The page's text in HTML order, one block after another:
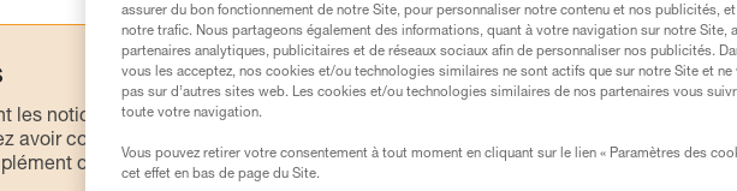
les notices techniques des produits utilisés dans ce conseil avant de le
avoir compris les informations de la notice technique pour pouvoir
d’informations.
assurer du bon fonctionnement de notre Site, pour personnaliser notre contenu et nos publicités,
notre trafic. Nous partageons également des informations, quant à votre navigation sur notre Site,
partenaires analytiques, publicitaires et de réseaux sociaux afin de personnaliser nos publicités.
vous les acceptez, nos cookies et/ou technologies similaires ne sont actifs que sur notre Site et ne
pas sur d’autres sites web. Les cookies et/ou technologies similaires de nos partenaires vous
toute votre navigation.
Vous pouvez retirer votre consentement à tout moment en cliquant sur le lien « Paramètres des
cet effet en bas de page du Site.